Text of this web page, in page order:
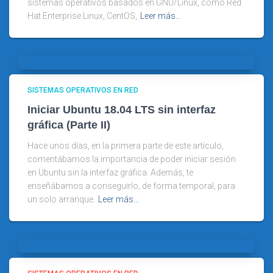
sistemas operativos basados en GNU/Linux, como Red
Hat Enterprise Linux, CentOS,
Leer más…
SISTEMAS OPERATIVOS EN RED
Iniciar Ubuntu 18.04 LTS sin interfaz
gráfica (Parte II)
Hace unos días, en la primera parte de este artículo,
comentábamos la importancia de poder iniciar sesión
en Ubuntu sin la interfaz gráfica. Además, te
enseñábamos a conseguirlo, de forma temporal, para
un solo arranque.
Leer más…